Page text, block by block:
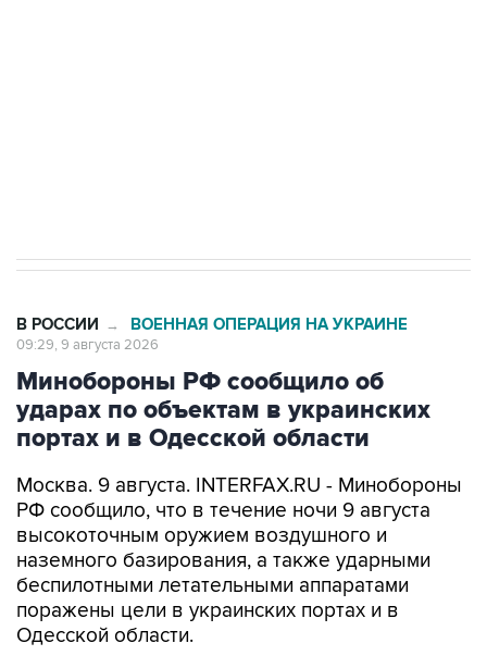
В РОССИИ → ВОЕННАЯ ОПЕРАЦИЯ НА УКРАИНЕ
09:29, 9 августа 2026
Минобороны РФ сообщило об
ударах по объектам в украинских
портах и в Одесской области
Москва. 9 августа. INTERFAX.RU - Минобороны
РФ сообщило, что в течение ночи 9 августа
высокоточным оружием воздушного и
наземного базирования, а также ударными
беспилотными летательными аппаратами
поражены цели в украинских портах и в
Одесской области.